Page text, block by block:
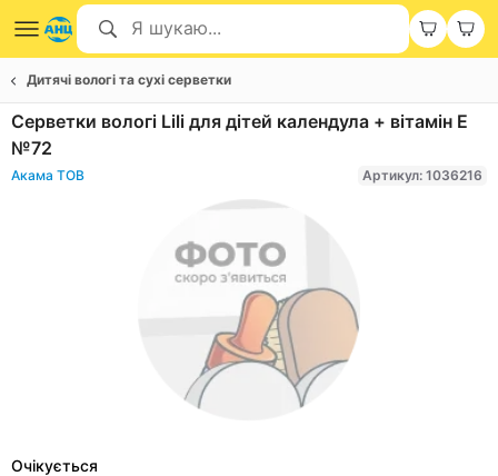
Дитячі вологі та сухі серветки
Серветки вологі Lili для дітей календула + вітамін Е
№72
Акама ТОВ Артикул: 1036216
1
Очікується